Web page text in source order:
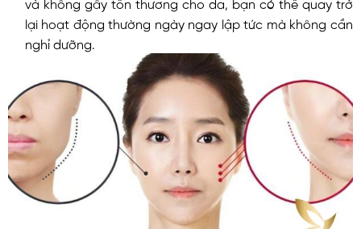
lại hoạt động thường ngày ngay lập tức mà không cần
nghỉ dưỡng.